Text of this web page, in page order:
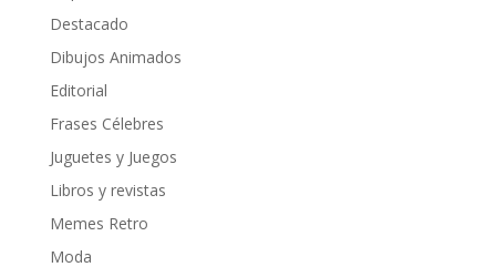
Destacado
Dibujos Animados
Editorial
Frases Célebres
Juguetes y Juegos
Libros y revistas
Memes Retro
Moda